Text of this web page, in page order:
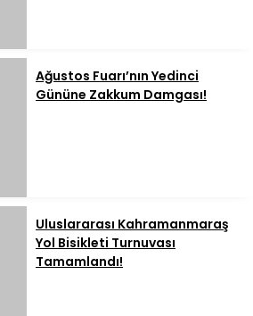
Ağustos Fuarı’nın Yedinci
Gününe Zakkum Damgası!
Uluslararası Kahramanmaraş
Yol Bisikleti Turnuvası
Tamamlandı!